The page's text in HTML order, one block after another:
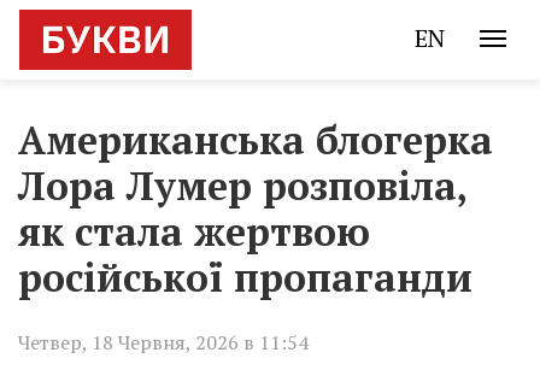
EN
Американська блогерка
Лора Лумер розповіла,
як стала жертвою
російської пропаганди
Четвер, 18 Червня, 2026 в 11:54